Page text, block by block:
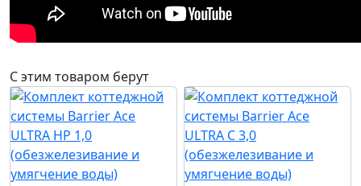
С этим товаром берут